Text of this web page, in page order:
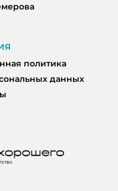
политика
данных